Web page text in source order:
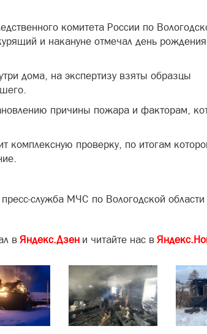
комитета России по
и накануне отмечал день
дома, на экспертизу взяты образцы
причины пожара и факторам,
комплексную проверку, по итогам
служба МЧС по Вологодской области
вЯндекс.Дзен и читайте нас в